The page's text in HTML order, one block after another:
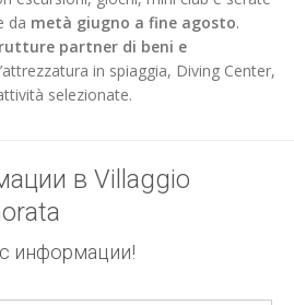
da metà giugno a fine agosto.
partner di beni e
in spiaggia, Diving Center,
selezionate.
в Villaggio
информации!